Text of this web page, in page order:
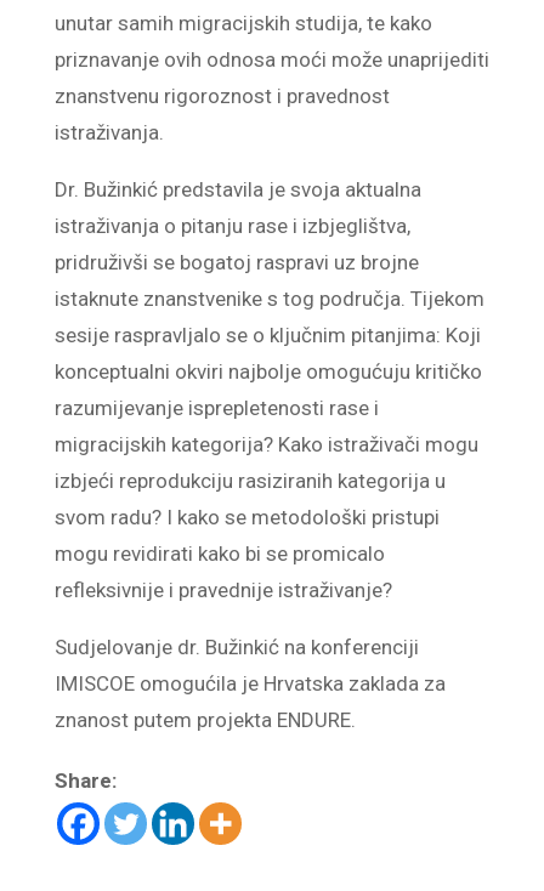
unutar samih migracijskih studija, te kako
priznavanje ovih odnosa moći može unaprijediti
znanstvenu rigoroznost i pravednost
istraživanja.
Dr. Bužinkić predstavila je svoja aktualna
istraživanja o pitanju rase i izbjeglištva,
pridruživši se bogatoj raspravi uz brojne
istaknute znanstvenike s tog područja. Tijekom
sesije raspravljalo se o ključnim pitanjima: Koji
konceptualni okviri najbolje omogućuju kritičko
razumijevanje isprepletenosti rase i
migracijskih kategorija? Kako istraživači mogu
izbjeći reprodukciju rasiziranih kategorija u
svom radu? I kako se metodološki pristupi
mogu revidirati kako bi se promicalo
refleksivnije i pravednije istraživanje?
Sudjelovanje dr. Bužinkić na konferenciji
IMISCOE omogućila je Hrvatska zaklada za
znanost putem projekta ENDURE.
Share: